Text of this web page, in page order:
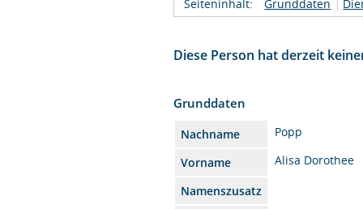
Seiteninhalt: Grunddaten
Diese Person hat derzeit
Grunddaten
Nachname
Popp
Vorname
Alisa Dorothee
Namenszusatz